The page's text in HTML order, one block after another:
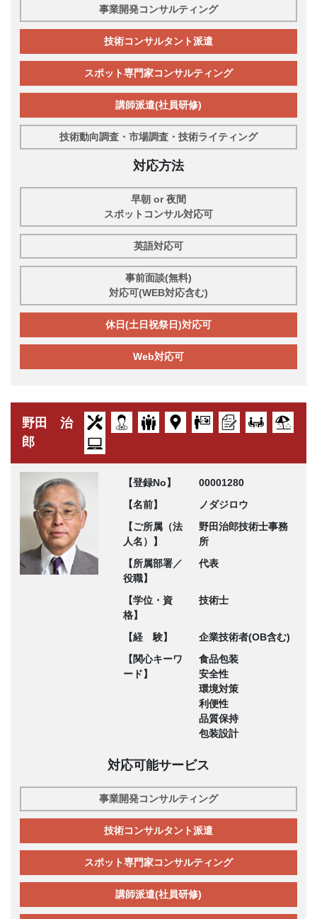
事業開発コンサルティング
技術コンサルタント派遣
スポット専門家コンサルティング
講師派遣(社員研修)
技術動向調査・市場調査・技術ライティング
対応方法
早朝 or 夜間
スポットコンサル対応可
英語対応可
事前面談(無料)
対応可(WEB対応含む)
休日(土日祝祭日)対応可
Web対応可
野田 治
郎
【登録No】
00001280
【名前】
ノダジロウ
【ご所属（法
人名）】
野田治郎技術士事務
所
【所属部署／
役職】
代表
【学位・資
格】
技術士
【経 験】
企業技術者(OB含む)
【関心キーワ
ード】
食品包装
安全性
環境対策
利便性
品質保持
包装設計
対応可能サービス
事業開発コンサルティング
技術コンサルタント派遣
スポット専門家コンサルティング
講師派遣(社員研修)